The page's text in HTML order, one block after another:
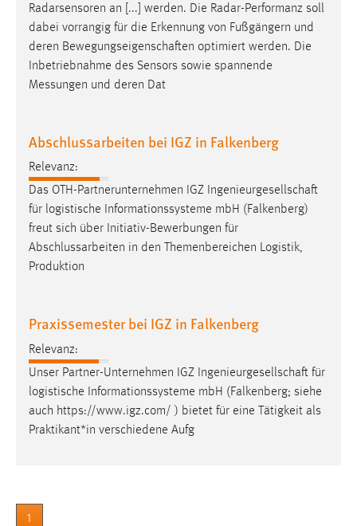
Radarsensoren an [...] werden. Die Radar-Performanz soll
dabei vorrangig für die Erkennung von Fußgängern und
deren Bewegungseigenschaften optimiert werden. Die
Inbetriebnahme des Sensors sowie spannende
Messungen und deren Dat
Abschlussarbeiten bei IGZ in Falkenberg
Relevanz:
Das OTH-Partnerunternehmen IGZ Ingenieurgesellschaft
für logistische Informationssysteme mbH (Falkenberg)
freut sich über Initiativ-Bewerbungen für
Abschlussarbeiten in den Themenbereichen Logistik,
Produktion
Praxissemester bei IGZ in Falkenberg
Relevanz:
Unser Partner-Unternehmen IGZ
Ingenieurgesellschaft für
logistische Informationssysteme mbH (Falkenberg; siehe
auch https://www.igz.com/ ) bietet für eine Tätigkeit als
Praktikant*in verschiedene Aufg
1
Zweck:
Das Cookie speichert die gewählte Sprache der Website.
Cookie Laufzeit:
30 Tage
Chat
Name:
MibewSessionID, MIBEW_UserID, mibew_locale, mibew-
Zweck:
Wird benötigt um die Chatfunktion nutzen zu können.
Jahre, MIBEW_UserID = 1 Jahr
Login
Name:
fe_user, be_user, be_lastLoginProvider